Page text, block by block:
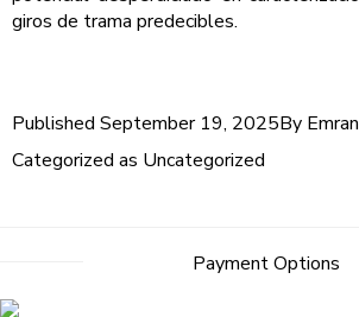
giros de trama predecibles.
Published September 19, 2025By
Categorized as Uncategorized
Payment Options